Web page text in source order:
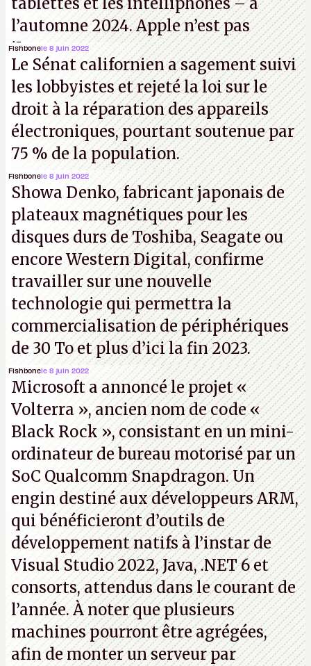
l’automne 2024. Apple n’est pas
iJouasse.
Fishbonele 8 juin 2022
Le Sénat californien a sagement suivi
les lobbyistes et rejeté la loi sur le
droit à la réparation des appareils
électroniques, pourtant soutenue par
75 % de la population.
Fishbonele 8 juin 2022
Showa Denko, fabricant japonais de
plateaux magnétiques pour les
disques durs de Toshiba, Seagate ou
encore Western Digital, confirme
travailler sur une nouvelle
technologie qui permettra la
commercialisation de périphériques
de 30 To et plus d’ici la fin 2023.
Fishbonele 8 juin 2022
Microsoft a annoncé le projet «
Volterra », ancien nom de code «
Black Rock », consistant en un mini-
ordinateur de bureau motorisé par un
SoC Qualcomm Snapdragon. Un
engin destiné aux développeurs ARM,
qui bénéficieront d’outils de
développement natifs à l’instar de
Visual Studio 2022, Java, .NET 6 et
consorts, attendus dans le courant de
l’année. À noter que plusieurs
machines pourront être agrégées,
afin de monter un serveur par